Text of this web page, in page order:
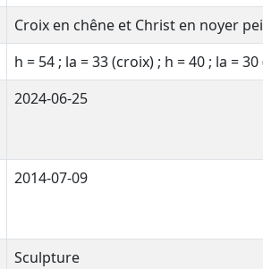
Croix en chêne et Christ en noyer
h = 54 ; la = 33 (croix) ; h = 40 ; la =
2024-06-25
2014-07-09
Sculpture